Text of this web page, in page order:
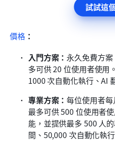
試試這
價格：
入門方案： 永久免費方
多可供 20 位使用者使用
1000 次自動化執行、AI
專業方案：每位使用者每
最多可供 500 位使用者
能，並提供最多 500 人
間、50,000 次自動化執